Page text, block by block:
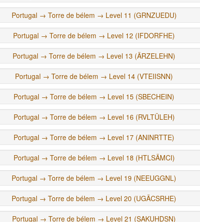
Portugal → Torre de bélem → Level 11 (GRNZUEDU)
Portugal → Torre de bélem → Level 12 (IFDORFHE)
Portugal → Torre de bélem → Level 13 (ÄRZELEHN)
Portugal → Torre de bélem → Level 14 (VTEIISNN)
Portugal → Torre de bélem → Level 15 (SBECHEIN)
Portugal → Torre de bélem → Level 16 (RVLTÜLEH)
Portugal → Torre de bélem → Level 17 (ANINRTTE)
Portugal → Torre de bélem → Level 18 (HTLSÄMCI)
Portugal → Torre de bélem → Level 19 (NEEUGGNL)
Portugal → Torre de bélem → Level 20 (UGÄCSRHE)
Portugal → Torre de bélem → Level 21 (SAKUHDSN)